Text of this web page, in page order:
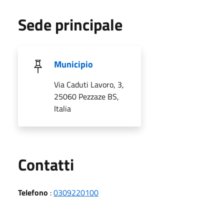
Sede principale
Municipio
Via Caduti Lavoro, 3,
25060 Pezzaze BS,
Italia
Contatti
Telefono :0309220100